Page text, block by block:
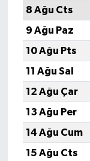
8 Ağu Cts
9 Ağu Paz
10 Ağu Pts
11 Ağu Sal
12 Ağu Çar
13 Ağu Per
14 Ağu Cum
15 Ağu Cts